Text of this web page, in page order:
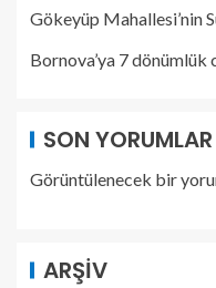
Gökeyüp Mahallesi’nin
Bornova’ya 7 dönümlük
SON YORUMLAR
Görüntülenecek bir
ARŞIV